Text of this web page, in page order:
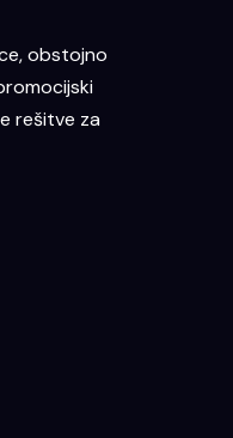
obstojno
rešitve za